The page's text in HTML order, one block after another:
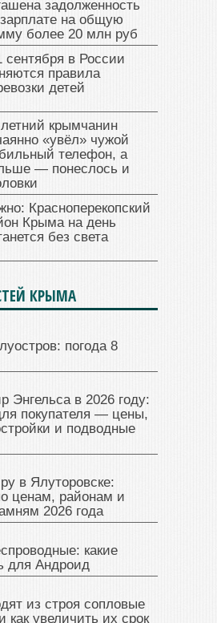
задолженность
на общую
более 20 млн руб
сентября в России
правила
детей
крымчанин
«увёл» чужой
телефон, а
— понеслось и
Красноперекопский
Крыма на день
без света
КРЫМА
погода 8
Энгельса в 2026 году:
покупателя — цены,
и подводные
в Ялуторовске:
ценам, районам и
2026 года
какие
для Андроид
из строя сопловые
как увеличить их срок